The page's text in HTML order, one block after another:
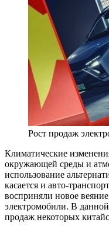
Рост продаж
Климатические
окружающей среды и
использование
касается и авто-
восприняли новое
электромобили. В
продаж некоторых